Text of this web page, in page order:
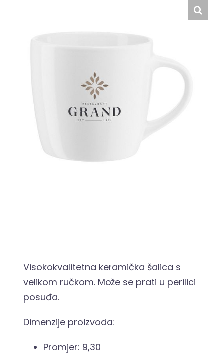
Visokokvalitetna keramička šalica s
velikom ručkom. Može se prati u perilici
posuđa.
Dimenzije proizvoda:
Promjer: 9,30